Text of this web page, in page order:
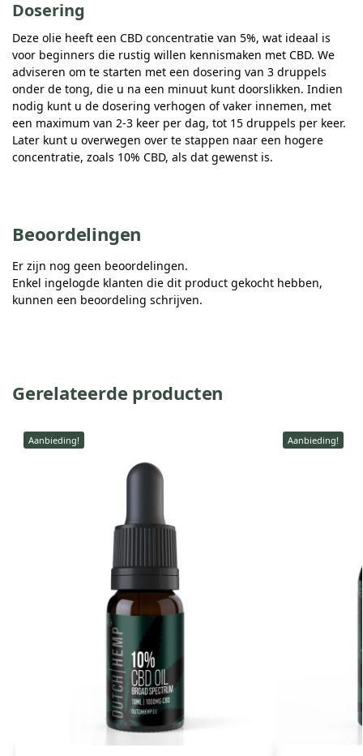
Dosering
Deze olie heeft een CBD concentratie van 5%, wat ideaal is
voor beginners die rustig willen kennismaken met CBD. We
adviseren om te starten met een dosering van 3 druppels
onder de tong, die u na een minuut kunt doorslikken. Indien
nodig kunt u de dosering verhogen of vaker innemen, met
een maximum van 2-3 keer per dag, tot 15 druppels per keer.
Later kunt u overwegen over te stappen naar een hogere
concentratie, zoals 10% CBD, als dat gewenst is.
Beoordelingen
Er zijn nog geen beoordelingen.
Enkel ingelogde klanten die dit product gekocht hebben,
kunnen een beoordeling schrijven.
Gerelateerde producten
Aanbieding! Aanbieding!